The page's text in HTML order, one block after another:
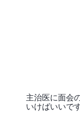
主治医に面会
いけ